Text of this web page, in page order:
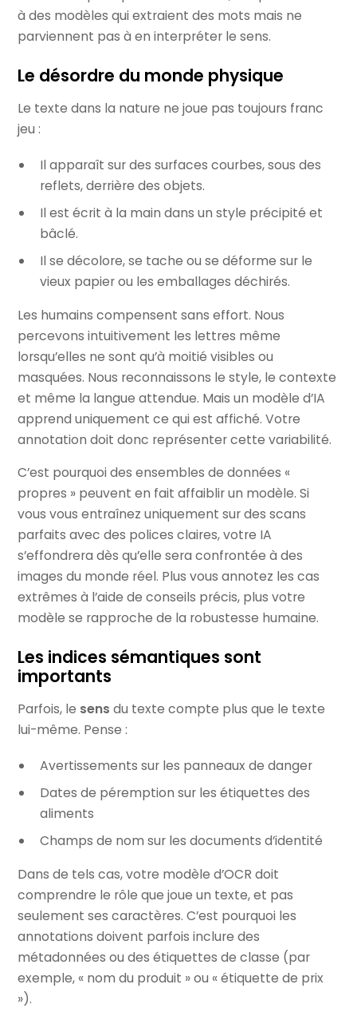
à des modèles qui extraient des mots mais ne
parviennent pas à en interpréter le sens.
Le désordre du monde physique
Le texte dans la nature ne joue pas toujours franc
jeu :
Il apparaît sur des surfaces courbes, sous des
reflets, derrière des objets.
Il est écrit à la main dans un style précipité et
bâclé.
Il se décolore, se tache ou se déforme sur le
vieux papier ou les emballages déchirés.
Les humains compensent sans effort. Nous
percevons intuitivement les lettres même
lorsqu’elles ne sont qu’à moitié visibles ou
masquées. Nous reconnaissons le style, le contexte
et même la langue attendue. Mais un modèle d’IA
apprend uniquement ce qui est affiché. Votre
annotation doit donc représenter cette variabilité.
C’est pourquoi des ensembles de données «
propres » peuvent en fait affaiblir un modèle. Si
vous vous entraînez uniquement sur des scans
parfaits avec des polices claires, votre IA
s’effondrera dès qu’elle sera confrontée à des
images du monde réel. Plus vous annotez les cas
extrêmes à l’aide de conseils précis, plus votre
modèle se rapproche de la robustesse humaine.
Les indices sémantiques sont
importants
Parfois, le sens du texte compte plus que le texte
lui-même. Pense :
Avertissements sur les panneaux de danger
Dates de péremption sur les étiquettes des
aliments
Champs de nom sur les documents d’identité
Dans de tels cas, votre modèle d’OCR doit
comprendre le rôle que joue un texte, et pas
seulement ses caractères. C’est pourquoi les
annotations doivent parfois inclure des
métadonnées ou des étiquettes de classe (par
exemple, « nom du produit » ou « étiquette de prix
»).